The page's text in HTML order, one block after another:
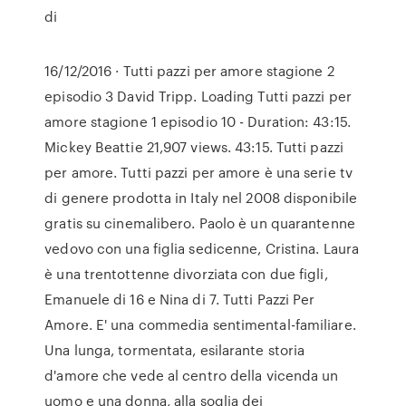
di
16/12/2016 · Tutti pazzi per amore stagione 2
episodio 3 David Tripp. Loading Tutti pazzi per
amore stagione 1 episodio 10 - Duration: 43:15.
Mickey Beattie 21,907 views. 43:15. Tutti pazzi
per amore. Tutti pazzi per amore è una serie tv
di genere prodotta in Italy nel 2008 disponibile
gratis su cinemalibero. Paolo è un quarantenne
vedovo con una figlia sedicenne, Cristina. Laura
è una trentottenne divorziata con due figli,
Emanuele di 16 e Nina di 7. Tutti Pazzi Per
Amore. E' una commedia sentimental-familiare.
Una lunga, tormentata, esilarante storia
d'amore che vede al centro della vicenda un
uomo e una donna, alla soglia dei